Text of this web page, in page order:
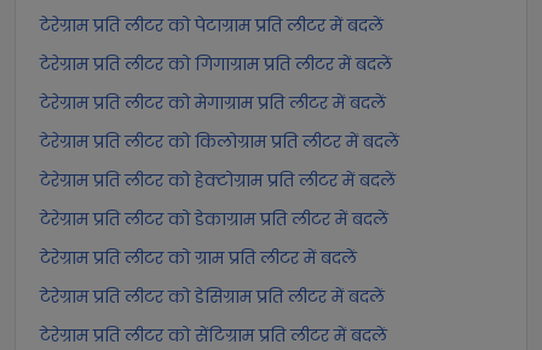
टेरेग्राम प्रति लीटर को पेटाग्राम प्रति लीटर में बदलें
टेरेग्राम प्रति लीटर को गिगाग्राम प्रति लीटर में बदलें
टेरेग्राम प्रति लीटर को मेगाग्राम प्रति लीटर में बदलें
टेरेग्राम प्रति लीटर को किलोग्राम प्रति लीटर में बदलें
टेरेग्राम प्रति लीटर को हेक्टोग्राम प्रति लीटर में बदलें
टेरेग्राम प्रति लीटर को डेकाग्राम प्रति लीटर में बदलें
टेरेग्राम प्रति लीटर को ग्राम प्रति लीटर में बदलें
टेरेग्राम प्रति लीटर को डेसिग्राम प्रति लीटर में बदलें
टेरेग्राम प्रति लीटर को सेंटिग्राम प्रति लीटर में बदलें